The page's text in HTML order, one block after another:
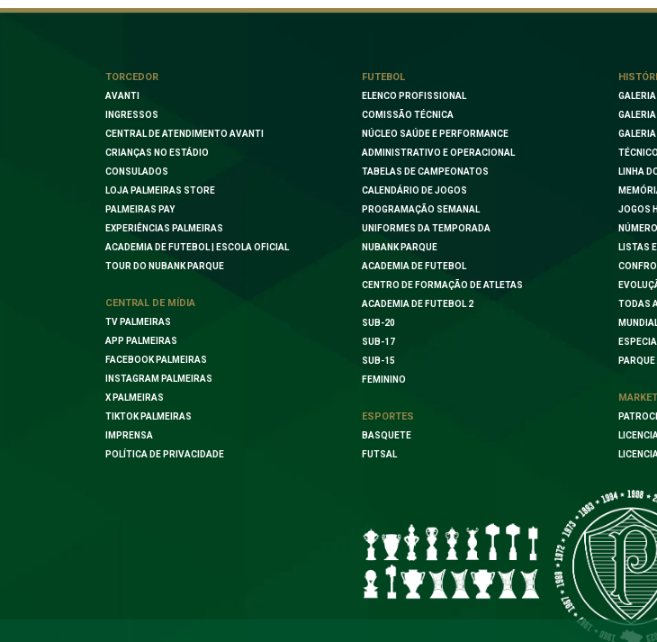
TORCEDOR
AVANTI
INGRESSOS
CENTRAL DE ATENDIMENTO AVANTI
CRIANÇAS NO ESTÁDIO
CONSULADOS
LOJA PALMEIRAS STORE
PALMEIRAS PAY
EXPERIÊNCIAS PALMEIRAS
ACADEMIA DE FUTEBOL | ESCOLA OFICIAL
TOUR DO NUBANK PARQUE
CENTRAL DE MÍDIA
TV PALMEIRAS
APP PALMEIRAS
FACEBOOK PALMEIRAS
INSTAGRAM PALMEIRAS
X PALMEIRAS
TIKTOK PALMEIRAS
IMPRENSA
POLÍTICA DE PRIVACIDADE
FUTEBOL
ELENCO PROFISSIONAL
COMISSÃO TÉCNICA
NÚCLEO SAÚDE E PERFORMANCE
ADMINISTRATIVO E OPERACIONAL
TABELAS DE CAMPEONATOS
CALENDÁRIO DE JOGOS
PROGRAMAÇÃO SEMANAL
UNIFORMES DA TEMPORADA
NUBANK PARQUE
ACADEMIA DE FUTEBOL
CENTRO DE FORMAÇÃO DE ATLETAS
ACADEMIA DE FUTEBOL 2
SUB-20
SUB-17
SUB-15
FEMININO
ESPORTES
BASQUETE
FUTSAL
LINHA
JOGOS
LISTAS
TODAS